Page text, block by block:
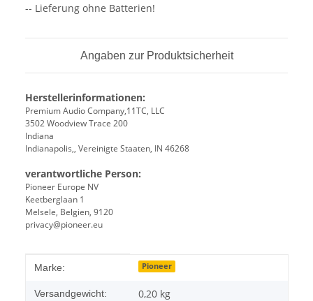
-- Lieferung ohne Batterien!
Angaben zur Produktsicherheit
Herstellerinformationen:
Premium Audio Company,11TC, LLC
3502 Woodview Trace 200
Indiana
Indianapolis,, Vereinigte Staaten, IN 46268
verantwortliche Person:
Pioneer Europe NV
Keetberglaan 1
Melsele, Belgien, 9120
privacy@pioneer.eu
Produkteigenschaft
Wert
Marke: Pioneer
Versandgewicht: 0,20 kg